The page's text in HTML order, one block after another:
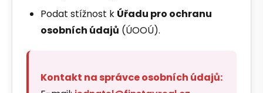
Podat stížnost k Úřadu pro ochranu
osobních údajů (ÚOOÚ).
Kontakt na správce osobních údajů: